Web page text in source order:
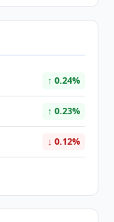
↑ 0.24%
↑ 0.23%
↓ 0.12%